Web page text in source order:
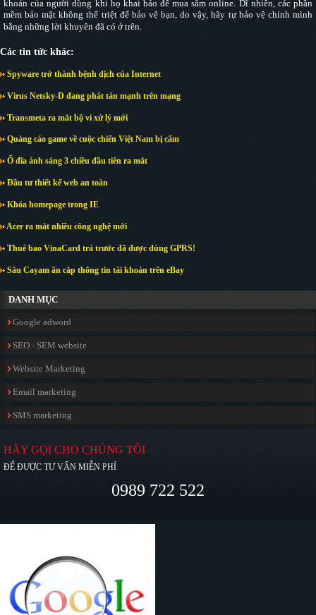
khoản của người dùng khi họ khai báo để mua sắm online. Dĩ nhiên, các phần
mềm bảo mật không thể triệt để bảo vệ bạn, do vậy, hãy tự bảo vệ chính mình
bằng những lời khuyên đã có ở trên.
Các tin tức khác:
Spyware trở thành bệnh dịch của Internet
Virus Netsky-D đang phát tán mạnh trên mạng
Transmeta ra mắt bộ vi xử lý mới
Quảng cáo game về cuộc chiến Việt Nam bị cấm
Ổ đĩa ánh sáng 3 chiều đầu tiên ra mắt
Đầu tư thiết kế web an toàn
Khóa homepage trong IE
Acer ra mắt nhiều công nghệ mới
Thuê bao VinaCard trả trước đã được dùng GPRS!
Sâu Cayam ăn cắp thông tin tài khoản trên eBay
DANH MỤC
Google adword
SEO - SEM website
Website Marketing
Email marketing
SMS marketing
HÃY GỌI CHO CHÚNG TÔI
ĐỂ ĐƯỢC TƯ VẤN MIỄN PHÍ
0989 722 522